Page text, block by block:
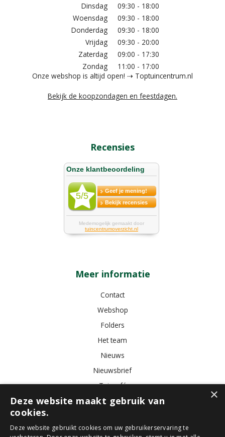
Dinsdag
09:30 - 18:00
Woensdag
09:30 - 18:00
Donderdag
09:30 - 18:00
Vrijdag
09:30 - 20:00
Zaterdag
09:00 - 17:30
Zondag
11:00 - 17:00
Onze webshop is altijd open! ⇢ Toptuincentrum.nl
Bekijk de koopzondagen en feestdagen.
Recensies
Meer informatie
Contact
Webshop
Folders
Het team
Nieuws
Nieuwsbrief
Tuincafé
Vacatures
×
Deze website maakt gebruik van
cookies.
Deze website gebruikt cookies om uw gebruikerservaring te